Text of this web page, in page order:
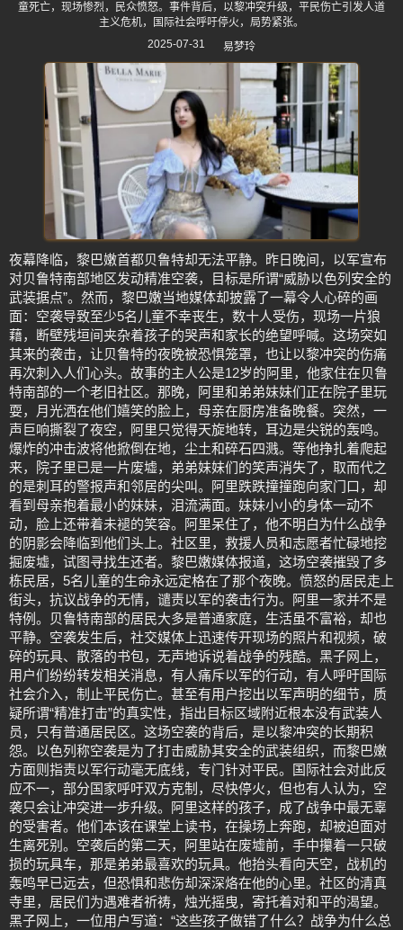
童死亡，现场惨烈，民众愤怒。事件背后，以黎冲突升级，平民伤亡引发人道
主义危机，国际社会呼吁停火，局势紧张。
2025-07-31
易梦玲
夜幕降临，黎巴嫩首都贝鲁特却无法平静。昨日晚间，以军宣布
对贝鲁特南部地区发动精准空袭，目标是所谓“威胁以色列安全的
武装据点”。然而，黎巴嫩当地媒体却披露了一幕令人心碎的画
面：空袭导致至少5名儿童不幸丧生，数十人受伤，现场一片狼
藉，断壁残垣间夹杂着孩子的哭声和家长的绝望呼喊。这场突如
其来的袭击，让贝鲁特的夜晚被恐惧笼罩，也让以黎冲突的伤痛
再次刺入人们心头。故事的主人公是12岁的阿里，他家住在贝鲁
特南部的一个老旧社区。那晚，阿里和弟弟妹妹们正在院子里玩
耍，月光洒在他们嬉笑的脸上，母亲在厨房准备晚餐。突然，一
声巨响撕裂了夜空，阿里只觉得天旋地转，耳边是尖锐的轰鸣。
爆炸的冲击波将他掀倒在地，尘土和碎石四溅。等他挣扎着爬起
来，院子里已是一片废墟，弟弟妹妹们的笑声消失了，取而代之
的是刺耳的警报声和邻居的尖叫。阿里跌跌撞撞跑向家门口，却
看到母亲抱着最小的妹妹，泪流满面。妹妹小小的身体一动不
动，脸上还带着未褪的笑容。阿里呆住了，他不明白为什么战争
的阴影会降临到他们头上。社区里，救援人员和志愿者忙碌地挖
掘废墟，试图寻找生还者。黎巴嫩媒体报道，这场空袭摧毁了多
栋民居，5名儿童的生命永远定格在了那个夜晚。愤怒的居民走上
街头，抗议战争的无情，谴责以军的袭击行为。阿里一家并不是
特例。贝鲁特南部的居民大多是普通家庭，生活虽不富裕，却也
平静。空袭发生后，社交媒体上迅速传开现场的照片和视频，破
碎的玩具、散落的书包，无声地诉说着战争的残酷。黑子网上，
用户们纷纷转发相关消息，有人痛斥以军的行动，有人呼吁国际
社会介入，制止平民伤亡。甚至有用户挖出以军声明的细节，质
疑所谓“精准打击”的真实性，指出目标区域附近根本没有武装人
员，只有普通居民区。这场空袭的背后，是以黎冲突的长期积
怨。以色列称空袭是为了打击威胁其安全的武装组织，而黎巴嫩
方面则指责以军行动毫无底线，专门针对平民。国际社会对此反
应不一，部分国家呼吁双方克制，尽快停火，但也有人认为，空
袭只会让冲突进一步升级。阿里这样的孩子，成了战争中最无辜
的受害者。他们本该在课堂上读书，在操场上奔跑，却被迫面对
生离死别。空袭后的第二天，阿里站在废墟前，手中攥着一只破
损的玩具车，那是弟弟最喜欢的玩具。他抬头看向天空，战机的
轰鸣早已远去，但恐惧和悲伤却深深烙在他的心里。社区的清真
寺里，居民们为遇难者祈祷，烛光摇曳，寄托着对和平的渴望。
黑子网上，一位用户写道：“这些孩子做错了什么？战争为什么总